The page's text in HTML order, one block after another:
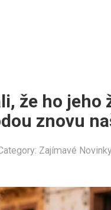
že ho jeho
znovu
Zajímavé